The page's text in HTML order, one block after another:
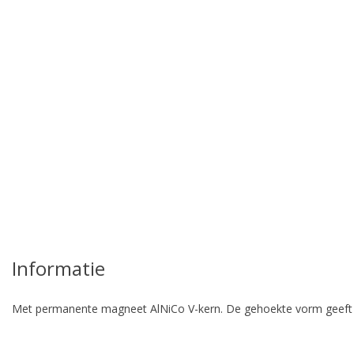
Informatie
Met permanente magneet AlNiCo V-kern. De gehoekte vorm